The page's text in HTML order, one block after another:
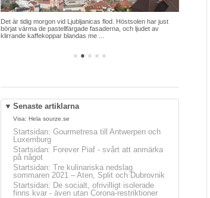
● ● ● ● ●
Det är tidig morgon vid Ljubljanicas flod. Höstsolen har just
börjat värma de pastellfärgade fasaderna, och ljudet av
klirrande kaffekoppar blandas me ...
▼ Senaste artiklarna
Visa: Hela sourze.se
Startsidan: Gourmetresa till Antwerpen och
Luxemburg
Startsidan: Forever Piaf - svårt att anmärka
på något
Startsidan: Tre kulinariska nedslag
sommaren 2021 – Aten, Split och Dubrovnik
Startsidan: De socialt, ofrivilligt isolerade
finns kvar - även utan Corona-restriktioner